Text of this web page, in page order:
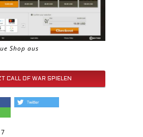
Shop aus
CALL OF WAR SPIELEN